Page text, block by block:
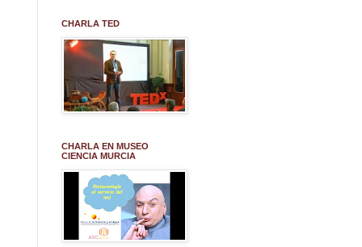
CHARLA TED
CHARLA EN MUSEO
CIENCIA MURCIA